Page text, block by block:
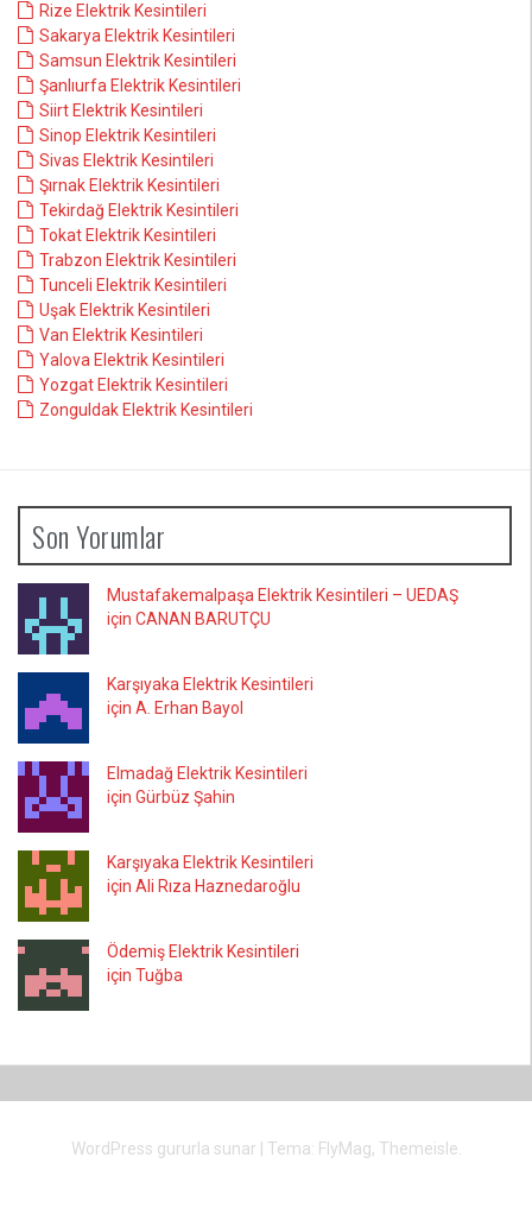
Rize Elektrik Kesintileri
Sakarya Elektrik Kesintileri
Samsun Elektrik Kesintileri
Şanlıurfa Elektrik Kesintileri
Siirt Elektrik Kesintileri
Sinop Elektrik Kesintileri
Sivas Elektrik Kesintileri
Şırnak Elektrik Kesintileri
Tekirdağ Elektrik Kesintileri
Tokat Elektrik Kesintileri
Trabzon Elektrik Kesintileri
Tunceli Elektrik Kesintileri
Uşak Elektrik Kesintileri
Van Elektrik Kesintileri
Yalova Elektrik Kesintileri
Yozgat Elektrik Kesintileri
Zonguldak Elektrik Kesintileri
Son Yorumlar
Mustafakemalpaşa Elektrik Kesintileri – UEDAŞ
için CANAN BARUTÇU
Karşıyaka Elektrik Kesintileri
için A. Erhan Bayol
Elmadağ Elektrik Kesintileri
için Gürbüz Şahin
Karşıyaka Elektrik Kesintileri
için Ali Rıza Haznedaroğlu
Ödemiş Elektrik Kesintileri
için Tuğba
WordPress gururla sunar Tema: FlyMag, Themeisle.